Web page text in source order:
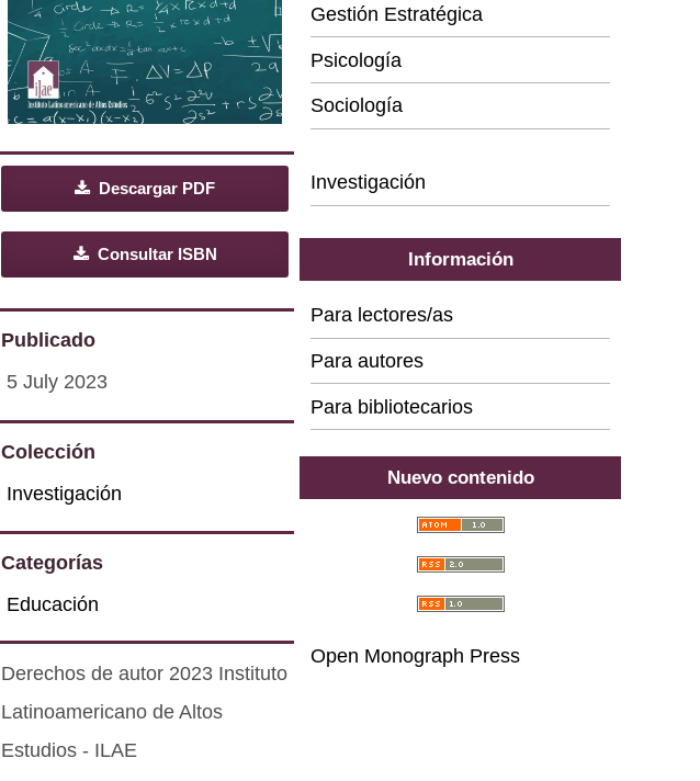
Descargar PDF
Consultar ISBN
Publicado
5 July 2023
Colección
Investigación
Categorías
Educación
Derechos de autor 2023 Instituto
Latinoamericano de Altos
Estudios - ILAE
Gestión Estratégica
Psicología
Sociología
Investigación
Información
Para lectores/as
Para autores
Para bibliotecarios
Nuevo contenido
Open Monograph Press